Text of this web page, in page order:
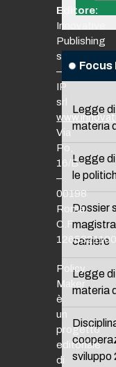
Focus
Legge
materia
Legge
le
Dossier
carriere
Legge
materia
sviluppo
Editore:
Innovative
Publishing
srl
–
IP
srl
Via
Po,
16/B
–
00198
Roma
C.F.
Policy
Maker
è
un
progetto
editoriale
di